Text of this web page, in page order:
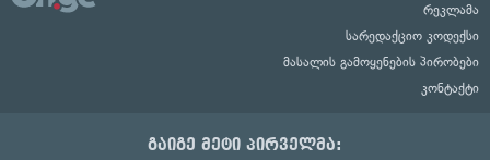
რეკლამა
სარედაქციო კოდექსი
მასალის გამოყენების პირობები
კონტაქტი
გაიგე მეტი პირველმა: